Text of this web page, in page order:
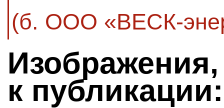
(б. ООО «ВЕСК-
к публикации: